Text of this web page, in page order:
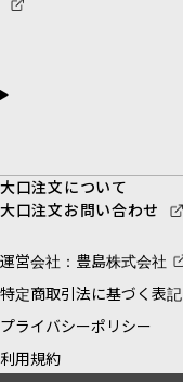
大口注文について
大口注文お問い合わせ
運営会社：豊島株式会社
特定商取引法に基づく表記
プライバシーポリシー
利用規約